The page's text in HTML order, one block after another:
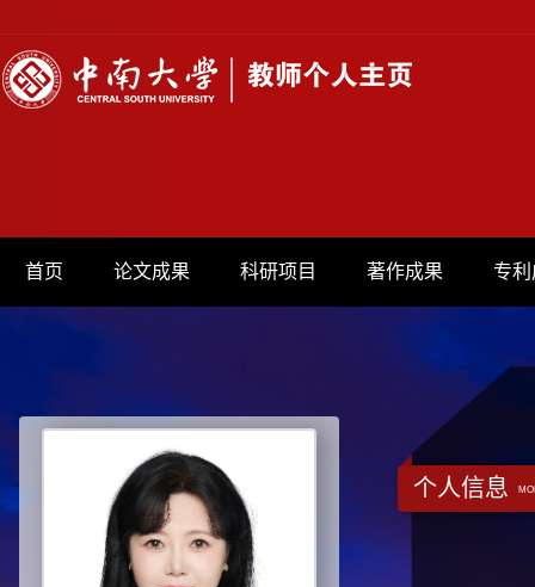
首页 论文成果 科研项目 著作成果 专
个人信息